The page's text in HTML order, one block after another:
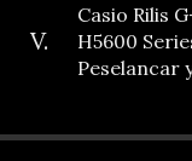
V.
Casio Rilis
H5600
Peselancar